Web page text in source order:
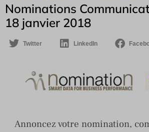
Nominations
18 janvier 2018
Twitter LinkedIn
Annoncez votre nomination,